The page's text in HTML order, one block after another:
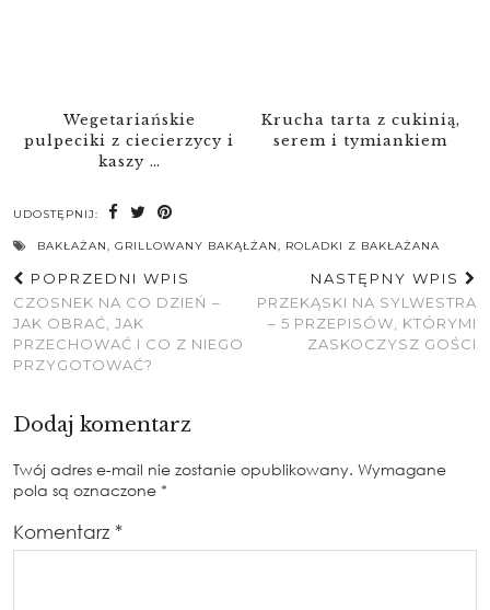
Wegetariańskie
pulpeciki z ciecierzycy i
kaszy …
Krucha tarta z cukinią,
serem i tymiankiem
UDOSTĘPNIJ:
BAKŁAŻAN, GRILLOWANY BAKĄŁŻAN, ROLADKI Z BAKŁAŻANA
POPRZEDNI WPIS
CZOSNEK NA CO DZIEŃ –
JAK OBRAĆ, JAK
PRZECHOWAĆ I CO Z NIEGO
PRZYGOTOWAĆ?
NASTĘPNY WPIS
PRZEKĄSKI NA SYLWESTRA
– 5 PRZEPISÓW, KTÓRYMI
ZASKOCZYSZ GOŚCI
Dodaj komentarz
Twój adres e-mail nie zostanie opublikowany. Wymagane
pola są oznaczone *
Komentarz *